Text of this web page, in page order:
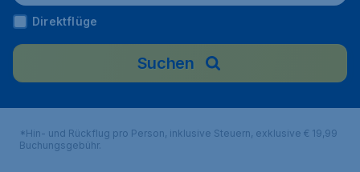
Direktflüge
Suchen
*Hin- und Rückflug pro Person, inklusive Steuern, exklusive € 19,99
Buchungsgebühr.